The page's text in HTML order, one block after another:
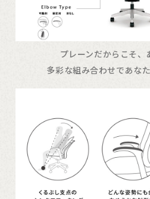
プレーンだからこそ、
多彩な組み合わせであな